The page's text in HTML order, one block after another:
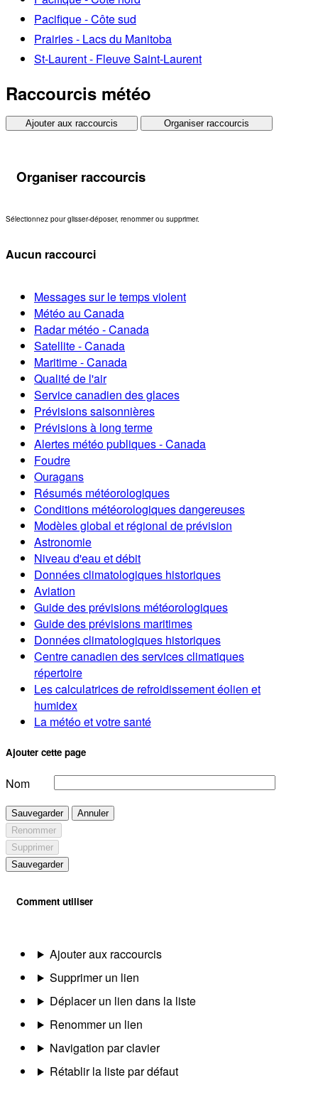
Pacifique - Côte sud
Prairies - Lacs du Manitoba
St-Laurent - Fleuve Saint-Laurent
Raccourcis météo
Ajouter aux raccourcis Organiser raccourcis
Organiser raccourcis
Sélectionnez pour glisser-déposer, renommer ou supprimer.
Aucun raccourci
Messages sur le temps violent
Météo au Canada
Radar météo - Canada
Satellite - Canada
Maritime - Canada
Qualité de l'air
Service canadien des glaces
Prévisions saisonnières
Prévisions à long terme
Alertes météo publiques - Canada
Foudre
Ouragans
Résumés météorologiques
Conditions météorologiques dangereuses
Modèles global et régional de prévision
Astronomie
Niveau d'eau et débit
Données climatologiques historiques
Aviation
Guide des prévisions météorologiques
Guide des prévisions maritimes
Données climatologiques historiques
Centre canadien des services climatiques
répertoire
Les calculatrices de refroidissement éolien et
humidex
La météo et votre santé
Ajouter cette page
Nom
Sauvegarder
Annuler
Renommer
Supprimer
Sauvegarder
Comment utiliser
Ajouter aux raccourcis
Supprimer un lien
Déplacer un lien dans la liste
Renommer un lien
Navigation par clavier
Rétablir la liste par défaut